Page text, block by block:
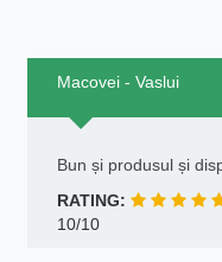
Macovei - Vaslui
Bun și produsul și
RATING:
10/10